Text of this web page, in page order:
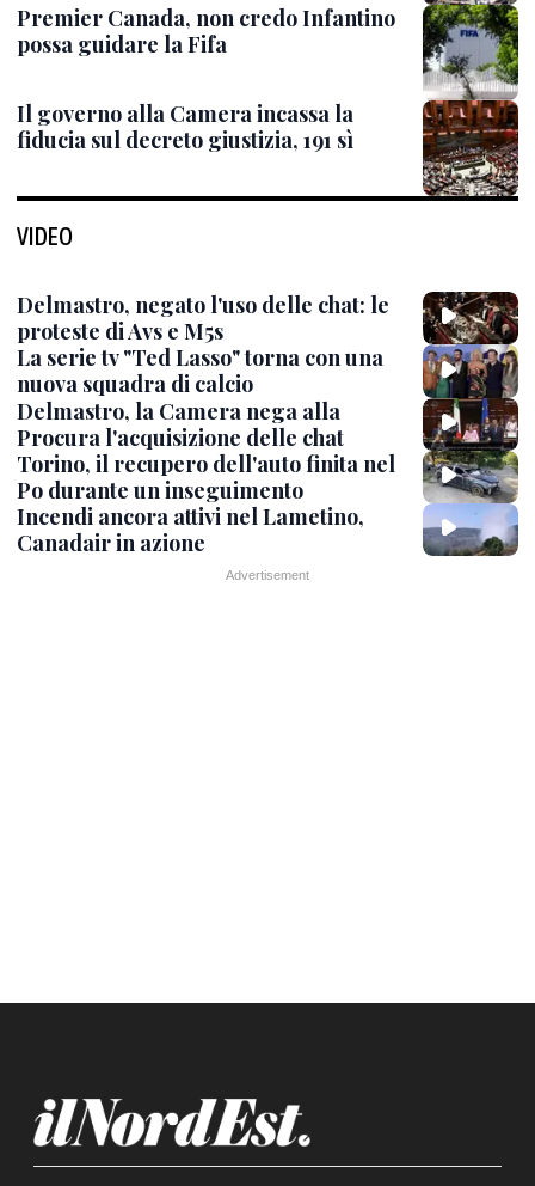
Premier Canada, non credo Infantino
possa guidare la Fifa
Il governo alla Camera incassa la
fiducia sul decreto giustizia, 191 sì
VIDEO
Delmastro, negato l'uso delle chat: le
proteste di Avs e M5s
La serie tv "Ted Lasso" torna con una
nuova squadra di calcio
Delmastro, la Camera nega alla
Procura l'acquisizione delle chat
Torino, il recupero dell'auto finita nel
Po durante un inseguimento
Incendi ancora attivi nel Lametino,
Canadair in azione